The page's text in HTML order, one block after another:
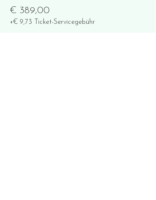
€ 389,00
+€ 9,73 Ticket-Servicegebühr